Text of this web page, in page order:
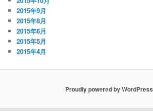
2015年9月
2015年8月
2015年6月
2015年5月
2015年4月
Proudly powered by WordPress